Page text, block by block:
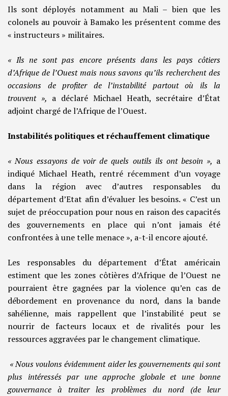
Ils sont déployés notamment au Mali – bien que les
colonels au pouvoir à Bamako les présentent comme des
« instructeurs » militaires.
« Ils ne sont pas encore présents dans les pays côtiers
d’Afrique de l’Ouest mais nous savons qu’ils recherchent des
occasions de profiter de l’instabilité partout où ils la
trouvent », a déclaré Michael Heath, secrétaire d’État
adjoint chargé de l’Afrique de l’Ouest.
Instabilités politiques et réchauffement climatique
« Nous essayons de voir de quels outils ils ont besoin », a
indiqué Michael Heath, rentré récemment d’un voyage
dans la région avec d’autres responsables du
département d’Etat afin d’évaluer les besoins. « C’est un
sujet de préoccupation pour nous en raison des capacités
des gouvernements en place qui n’ont jamais été
confrontées à une telle menace », a-t-il encore ajouté.
Les responsables du département d’État américain
estiment que les zones côtières d’Afrique de l’Ouest ne
pourraient être gagnées par la violence qu’en cas de
débordement en provenance du nord, dans la bande
sahélienne, mais rappellent que l’instabilité peut se
nourrir de facteurs locaux et de rivalités pour les
ressources aggravées par le changement climatique.
« Nous voulons évidemment aider les gouvernements qui sont
plus intéressés par une approche globale et une bonne
gouvernance à traiter les problèmes du nord (de leur